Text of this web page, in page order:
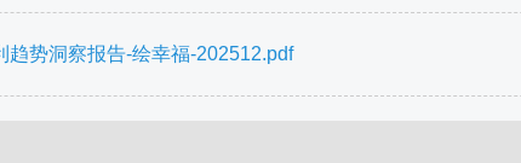
势洞察报告-绘幸福-202512.pdf